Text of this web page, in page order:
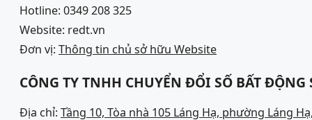
Hotline: 0349 208 325
Website: redt.vn
Đơn vị: Thông tin chủ sở hữu Website
CÔNG TY TNHH CHUYỂN ĐỔI SỐ BẤT ĐỘNG
Địa chỉ: Tầng 10, Tòa nhà 105 Láng Hạ, phường Láng